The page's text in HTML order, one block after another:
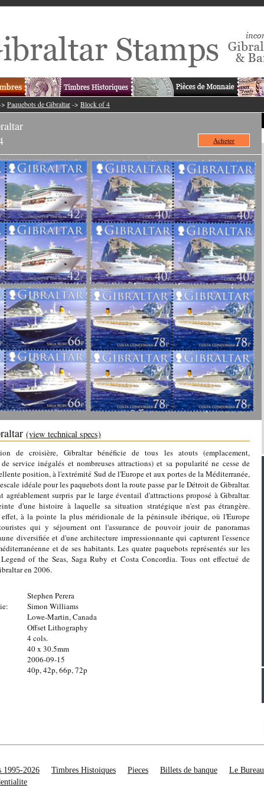
Paquebots de Gibraltar -> Block of 4
Acheter
(view technical specs)
de croisière, Gibraltar bénéficie de tous les atouts (emplacement,
service inégalés et nombreuses attractions) et sa popularité ne cesse de
position, à l'extrémité Sud de l'Europe et aux portes de la Méditerranée,
idéale pour les paquebots dont la route passe par le Détroit de Gibraltar.
agréablement surpris par le large éventail d'attractions proposé à Gibraltar.
d'une histoire à laquelle sa situation stratégique n'est pas étrangère.
à la pointe la plus méridionale de la péninsule ibérique, où l'Europe
qui y séjournent ont l'assurance de pouvoir jouir de panoramas
diversifiée et d'une architecture impressionnante qui capturent l'essence
et de ses habitants. Les quatre paquebots représentés sur les
of the Seas, Saga Ruby et Costa Concordia. Tous ont effectué de
en 2006.
Stephen Perera
Simon Williams
Lowe-Martin, Canada
Offset Lithography
4 cols.
40 x 30.5mm
2006-09-15
40p, 42p, 66p, 72p
1995-2026 Timbres Histoiques Pieces Billets de banque Le Bureau